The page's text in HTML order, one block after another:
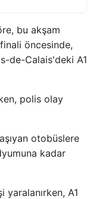
bu akşam
öncesinde,
de-Calais'deki A1
polis olay
otobüslere
kadar
A1